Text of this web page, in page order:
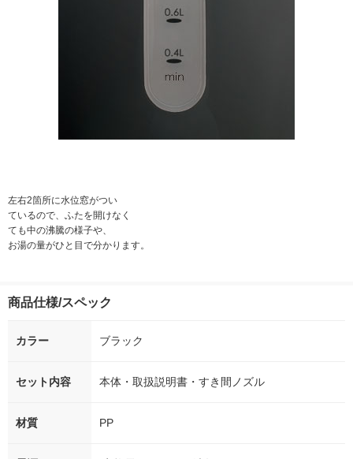
左右2箇所に水位窓がつい
ているので、ふたを開けなく
ても中の沸騰の様子や、
お湯の量がひと目で分かります。
商品仕様/スペック
カラー ブラック
セット内容 本体・取扱説明書・すき間ノズル
材質 PP